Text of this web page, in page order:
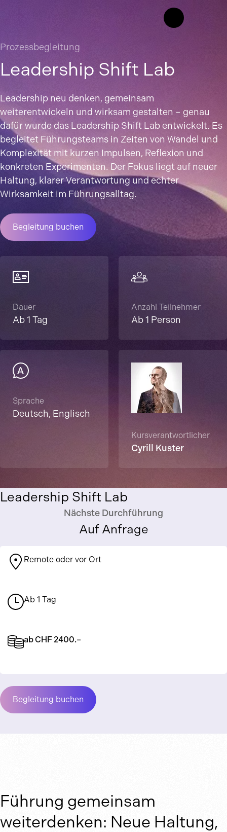
Prozessbegleitung
Leadership Shift Lab
Leadership neu denken, gemeinsam
weiterentwickeln und wirksam gestalten – genau
dafür wurde das Leadership Shift Lab entwickelt. Es
begleitet Führungsteams in Zeiten von Wandel und
Komplexität mit kurzen Impulsen, Reflexion und
konkreten Experimenten. Der Fokus liegt auf neuer
Haltung, klarer Verantwortung und echter
Wirksamkeit im Führungsalltag.
Begleitung buchen
Dauer
Ab 1 Tag
Anzahl Teilnehmer
Ab 1 Person
Sprache
Deutsch, Englisch
Kursverantwortlicher
Cyrill Kuster
Leadership Shift Lab
Nächste Durchführung
Auf Anfrage
Remote oder vor Ort
Ab 1 Tag
ab CHF 2400.–
Begleitung buchen
Führung gemeinsam
weiterdenken: Neue Haltung,